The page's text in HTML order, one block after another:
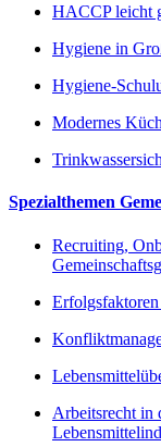
HACCP leicht
Hygiene in
Hygiene-
Modernes
Spezialthemen
Recruiting,
Arbeitsrecht in